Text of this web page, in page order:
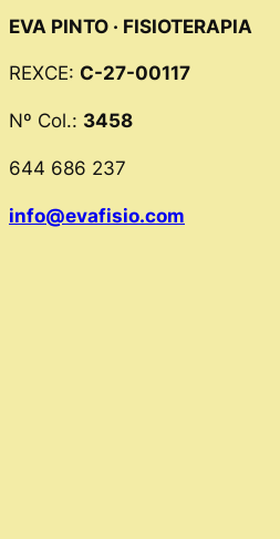
EVA PINTO · FISIOTERAPIA
REXCE: C-27-00117
Nº Col.: 3458
644 686 237
info@evafisio.com